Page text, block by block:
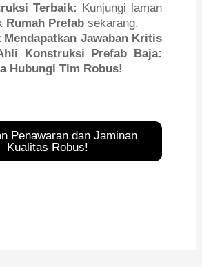
Terbaik: Kunjungi laman
Rumah Prefab sekarang.
Mendapatkan Jawaban Kritis
Konstruksi Prefab Baja:
Hubungi Tim Robus!
Penawaran dan Jaminan
Kualitas Robus!